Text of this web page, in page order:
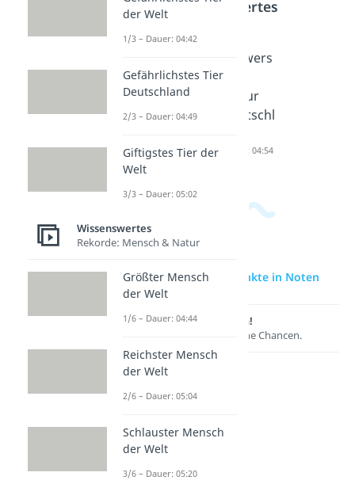
Wissenswertes
ystem
Oberstu
fe
Punktet
abelle
Dauer: 03:01
Schwers
tes
Abitur
Deutschl
Dauer: 04:54
zur Videoseite: Punkte in Noten
Lernen lohnt sich!
Entdecke hier deine Chancen.
der Welt
1/3 – Dauer: 04:42
Gefährlichstes Tier
Deutschland
2/3 – Dauer: 04:49
Giftigstes Tier der
Welt
3/3 – Dauer: 05:02
Wissenswertes
Rekorde: Mensch & Natur
Größter Mensch
der Welt
1/6 – Dauer: 04:44
Reichster Mensch
der Welt
2/6 – Dauer: 05:04
Schlauster Mensch
der Welt
3/6 – Dauer: 05:20